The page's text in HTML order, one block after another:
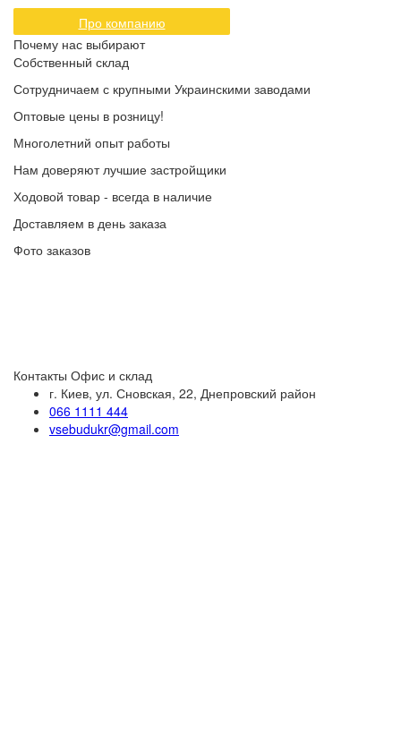
Про компанию
Почему нас выбирают
Собственный склад
Сотрудничаем с крупными Украинскими заводами
Оптовые цены в розницу!
Многолетний опыт работы
Нам доверяют лучшие застройщики
Ходовой товар - всегда в наличие
Доставляем в день заказа
Фото заказов
Контакты Офис и склад
г. Киев, ул. Сновская, 22, Днепровский район
066 1111 444
vsebudukr@gmail.com